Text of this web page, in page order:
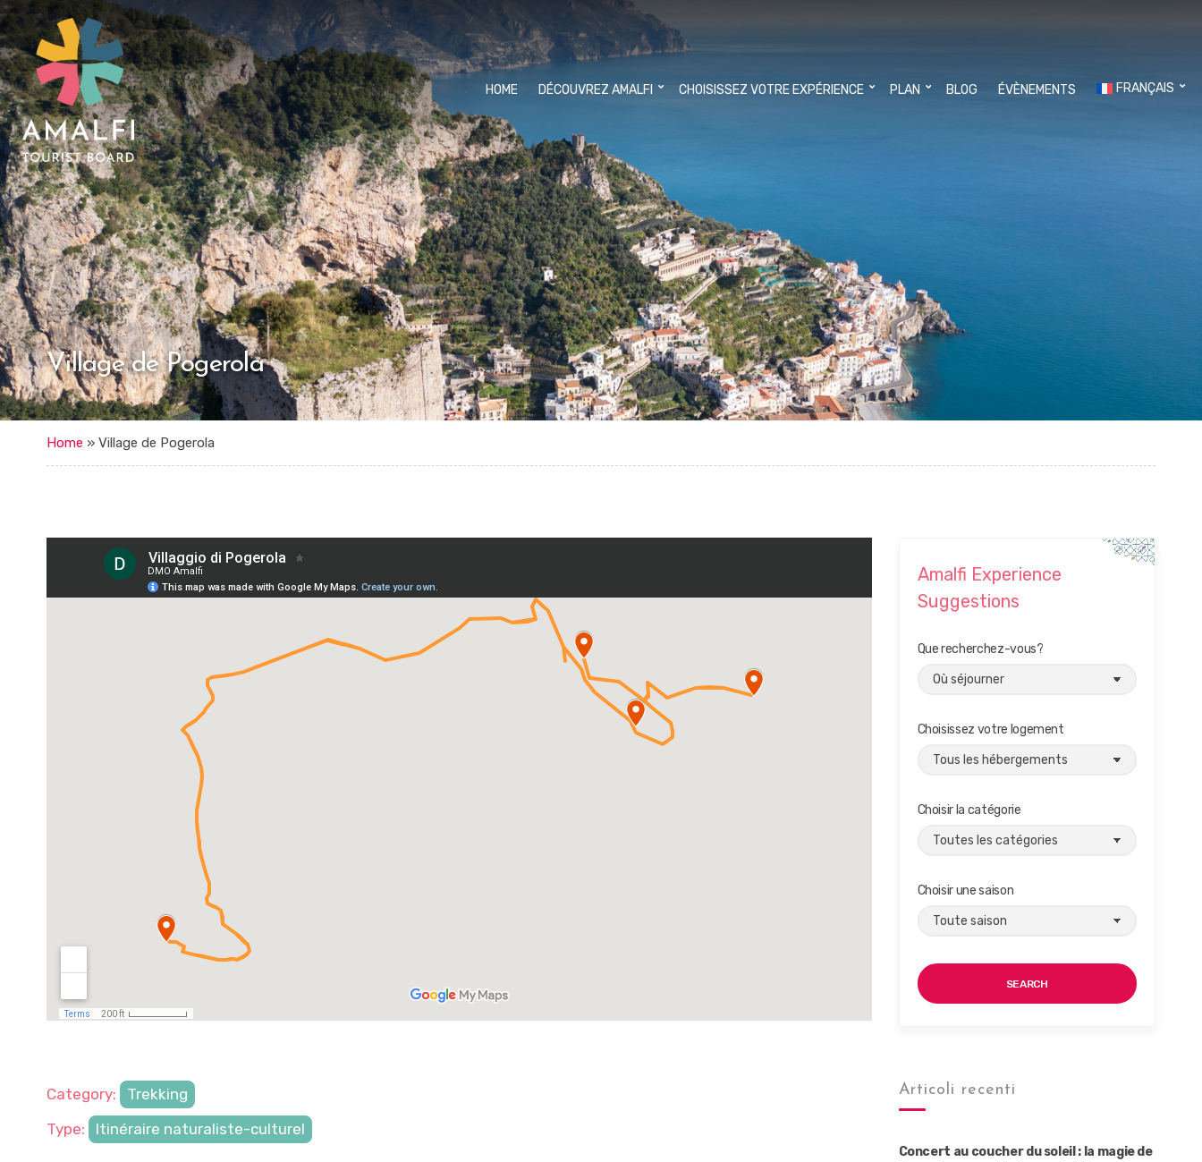
HOME DÉCOUVREZ AMALFI CHOISISSEZ VOTRE EXPÉRIENCE PLAN BLOG ÉVÈNEMENTS FRANÇAIS
Village de Pogerola
Home » Village de Pogerola
Category:
Trekking
Type:
Itinéraire naturaliste-culturel
Amalfi Experience
Suggestions
Que recherchez-vous?
Choisissez votre logement
Choisir la catégorie
Choisir une saison
SEARCH
Articoli recenti
Concert au coucher du soleil : la magie de